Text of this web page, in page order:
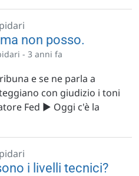
non posso.
- 3 anni fa
e se ne parla a
con giudizio i toni
Fed ▶️ Oggi c'è la
i livelli tecnici?